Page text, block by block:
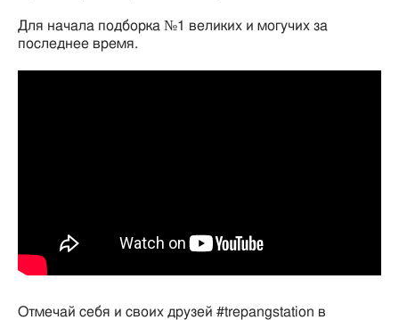
Для начала подборка №1 великих и могучих за
последнее время.
Отмечай себя и своих друзей #trepangstation в